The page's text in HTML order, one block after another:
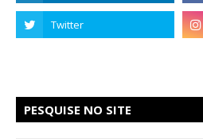
PESQUISE NO SITE